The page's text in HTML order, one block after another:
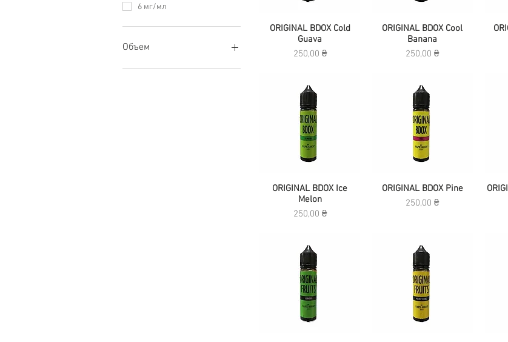
6 мг/мл
Объем
60 мл
Быстрый просмотр
ORIGINAL BDOX Cold
Guava
Цена
250,00 ₴
Быстрый просмотр
ORIGINAL BDOX Cool
Banana
Цена
250,00 ₴
Быстрый просмотр
ORIGINAL BDOX Ice
Melon
Цена
250,00 ₴
Быстрый просмотр
ORIGINAL BDOX Pine
Цена
250,00 ₴